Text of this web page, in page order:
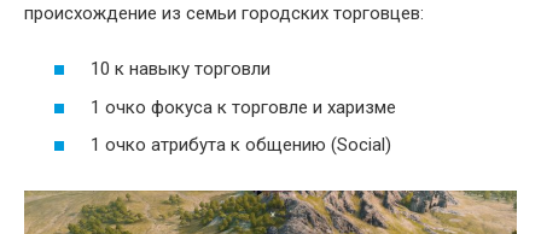
происхождение из семьи городских торговцев:
10 к навыку торговли
1 очко фокуса к торговле и харизме
1 очко атрибута к общению (Social)